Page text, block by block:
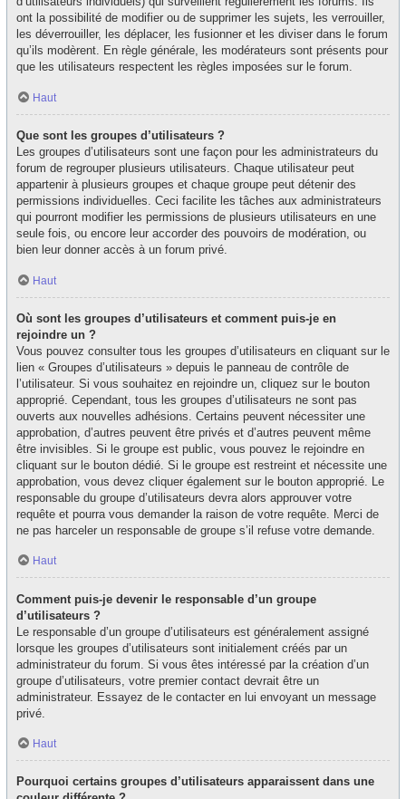
ont la possibilité de modifier ou de supprimer les sujets, les verrouiller,
les déverrouiller, les déplacer, les fusionner et les diviser dans le forum
qu’ils modèrent. En règle générale, les modérateurs sont présents pour
que les utilisateurs respectent les règles imposées sur le forum.
Haut
Que sont les groupes d’utilisateurs ?
Les groupes d’utilisateurs sont une façon pour les administrateurs du
forum de regrouper plusieurs utilisateurs. Chaque utilisateur peut
appartenir à plusieurs groupes et chaque groupe peut détenir des
permissions individuelles. Ceci facilite les tâches aux administrateurs
qui pourront modifier les permissions de plusieurs utilisateurs en une
seule fois, ou encore leur accorder des pouvoirs de modération, ou
bien leur donner accès à un forum privé.
Haut
Où sont les groupes d’utilisateurs et comment puis-je en
rejoindre un ?
Vous pouvez consulter tous les groupes d’utilisateurs en cliquant sur le
lien « Groupes d’utilisateurs » depuis le panneau de contrôle de
l’utilisateur. Si vous souhaitez en rejoindre un, cliquez sur le bouton
approprié. Cependant, tous les groupes d’utilisateurs ne sont pas
ouverts aux nouvelles adhésions. Certains peuvent nécessiter une
approbation, d’autres peuvent être privés et d’autres peuvent même
être invisibles. Si le groupe est public, vous pouvez le rejoindre en
cliquant sur le bouton dédié. Si le groupe est restreint et nécessite une
approbation, vous devez cliquer également sur le bouton approprié. Le
responsable du groupe d’utilisateurs devra alors approuver votre
requête et pourra vous demander la raison de votre requête. Merci de
ne pas harceler un responsable de groupe s’il refuse votre demande.
Haut
Comment puis-je devenir le responsable d’un groupe
d’utilisateurs ?
Le responsable d’un groupe d’utilisateurs est généralement assigné
lorsque les groupes d’utilisateurs sont initialement créés par un
administrateur du forum. Si vous êtes intéressé par la création d’un
groupe d’utilisateurs, votre premier contact devrait être un
administrateur. Essayez de le contacter en lui envoyant un message
privé.
Haut
Pourquoi certains groupes d’utilisateurs apparaissent dans une